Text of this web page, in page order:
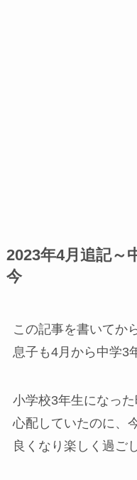
2023年4月追記～
今
この記事を書いてか
息子も4月から中学3
小学校3年生になっ
心配していたのに、
良くなり楽しく過ご